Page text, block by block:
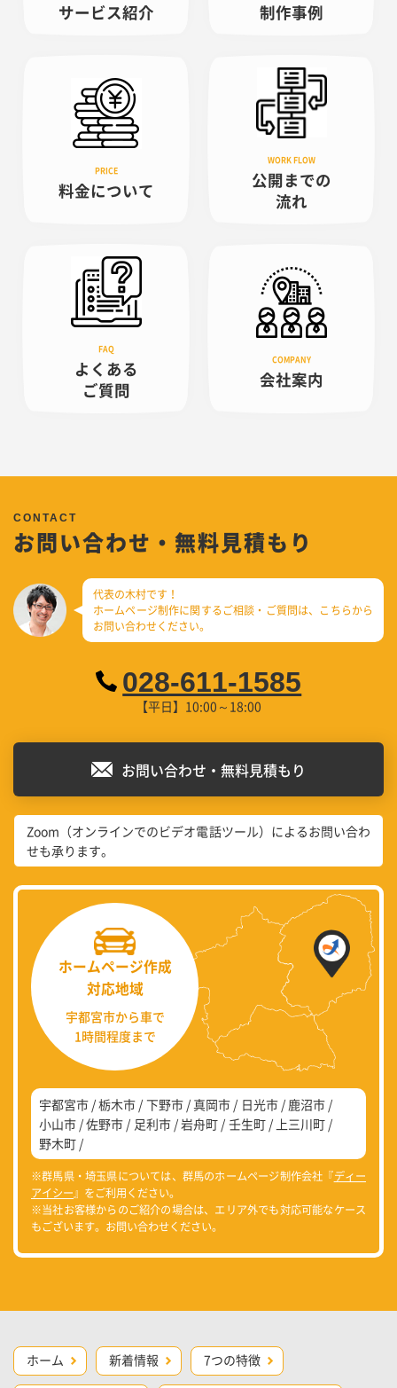
サービス紹介 制作事例
料金について
公開までの
流れ
よくある
ご質問
会社案内
お問い合わせ・無料見積もり
代表の木村です！
ホームページ制作に関するご相談・ご質問は、 こちらから
お問い合わせください。
028-611-1585
【平日】10:00～18:00
お問い合わせ・無料見積もり
Zoom（オンラインでのビデオ電話ツール）によるお問い合わ
せも承ります。
ホームページ作成
対応地域
宇都宮市から車で
1時間程度まで
宇都宮市 栃木市 下野市 真岡市 日光市
鹿沼市
小山市 佐野市 足利市 岩舟町 壬生町
上三川町
野木町
※群馬県・埼玉県については、群馬のホームページ制作会社『ディー
アイシー』をご利用ください。
※当社お客様からのご紹介の場合は、エリア外でも対応可能なケース
もございます。お問い合わせください。
ホーム 新着情報 7つの特徴